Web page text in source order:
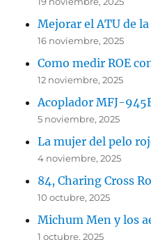
Mejorar el ATU de
16 noviembre, 2025
Como medir ROE
12 noviembre, 2025
Acoplador MFJ-
5 noviembre, 2025
La mujer del pelo
4 noviembre, 2025
84, Charing Cross
10 octubre, 2025
Michum Men y los
1 octubre, 2025